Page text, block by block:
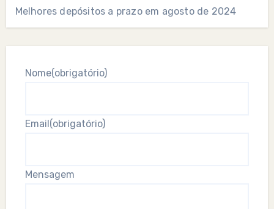
Melhores depósitos a prazo em agosto de 2024
Nome(obrigatório)
Email (obrigatório)
Mensagem